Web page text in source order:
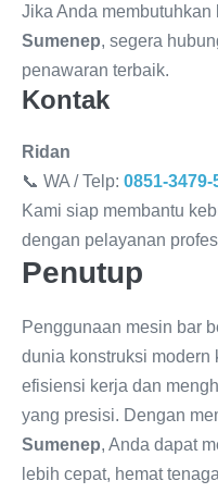
Jika Anda membutuhkan
Sumenep, segera
penawaran terbaik.
Kontak
Ridan
📞 WA / Telp: 0851-3479-
Kami siap membantu
dengan pelayanan
Penutup
Penggunaan mesin bar
dunia konstruksi modern
efisiensi kerja dan
yang presisi. Dengan
Sumenep, Anda dapat
lebih cepat, hemat